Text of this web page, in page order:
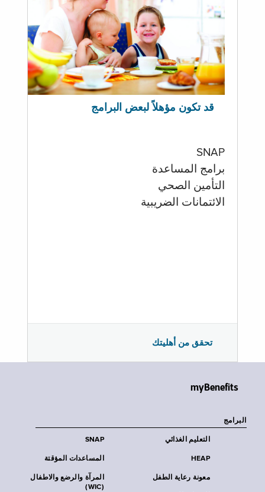
قد تكون مؤهلاً لبعض البرامج
SNAP
برامج المساعدة
التأمين الصحي
الائتمانات الضريبية
تحقق من أهليتك
myBenefits
البرامج
SNAP التعليم الغذائي
المساعدات المؤقتة HEAP
المرآة والرضع والاطفال
(WIC)
معونة رعاية الطفل